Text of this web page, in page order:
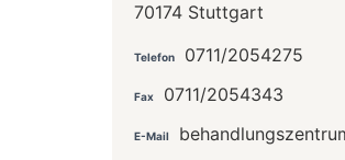
70174 Stuttgart
Telefon 0711/2054275
Fax 0711/2054343
E-Mail